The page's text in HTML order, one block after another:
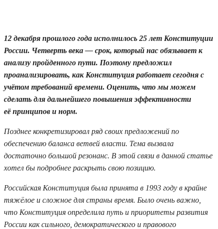
12 декабря прошлого года исполнилось 25 лет Конституции
России. Четверть века — срок, который нас обязывает к
анализу пройденного пути. Поэтому предложил
проанализировать, как Конституция работает сегодня c
учётом требований времени. Оценить, что мы можем
сделать для дальнейшего повышения эффективности
её принципов и норм.
Позднее конкретизировал ряд своих предложений по
обеспечению баланса ветвей власти. Тема вызвала
достаточно большой резонанс. В этой связи в данной статье
хотел бы подробнее раскрыть свою позицию.
Российская Конституция была принята в 1993 году в крайне
тяжёлое и сложное для страны время. Было очень важно,
что Конституция определила путь и приоритеты развития
России как сильного, демократического и правового